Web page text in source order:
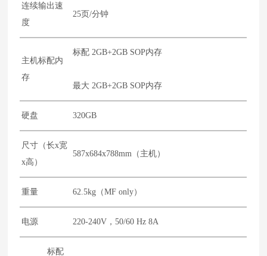
连续输出速
度
25页/分钟
主机标配内
存
标配 2GB+2GB SOP内存
最大 2GB+2GB SOP内存
硬盘 320GB
尺寸（长x宽
x高）
587x684x788mm（主机）
重量 62.5kg（MF only）
电源 220-240V，50/60 Hz 8A
标配